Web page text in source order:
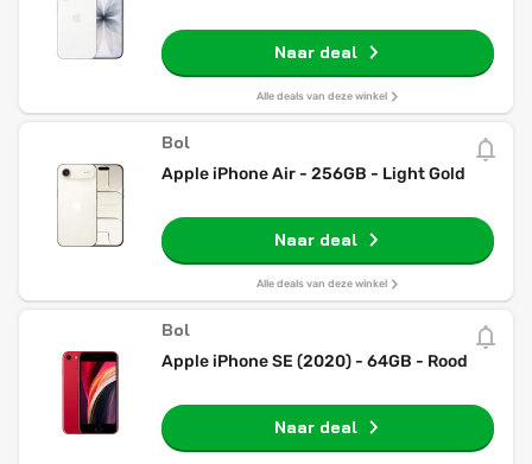
Naar deal
Alle deals van deze winkel
Bol
Apple iPhone Air - 256GB - Light Gold
Naar deal
Alle deals van deze winkel
Bol
Apple iPhone SE (2020) - 64GB - Rood
Naar deal